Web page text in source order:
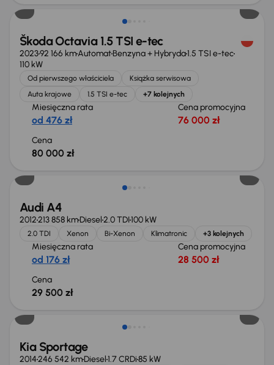
Škoda Octavia 1.5 TSI e-tec
202392 166 kmAutomatBenzyna + Hybryda1.5 TSI e-tec
110 kW
Od pierwszego właściciela
Książka serwisowa
Auta krajowe
1.5 TSI e-tec +7 kolejnych
Miesięczna rata
od 476 zł
Cena promocyjna
76 000 zł
Cena
80 000 zł
Audi A4
2012213 858 kmDiesel2.0 TDI100 kW
2.0 TDI Xenon Bi-Xenon Klimatronic +3 kolejnych
Miesięczna rata
od 176 zł
Cena promocyjna
28 500 zł
Cena
29 500 zł
Kia Sportage
2014246 542 kmDiesel1.7 CRDi85 kW